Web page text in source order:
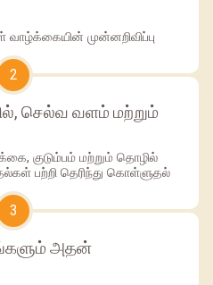
முன்னறிவிப்பு
2
செல்வ வளம் மற்றும்
குடும்பம் மற்றும் தொழில்
பற்றி தெரிந்து கொள்ளுதல்
3
அதன்